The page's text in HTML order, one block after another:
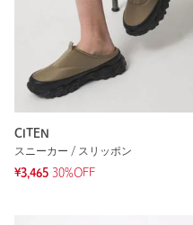
CITEN
スニーカー / スリッポン
¥3,465 30%OFF